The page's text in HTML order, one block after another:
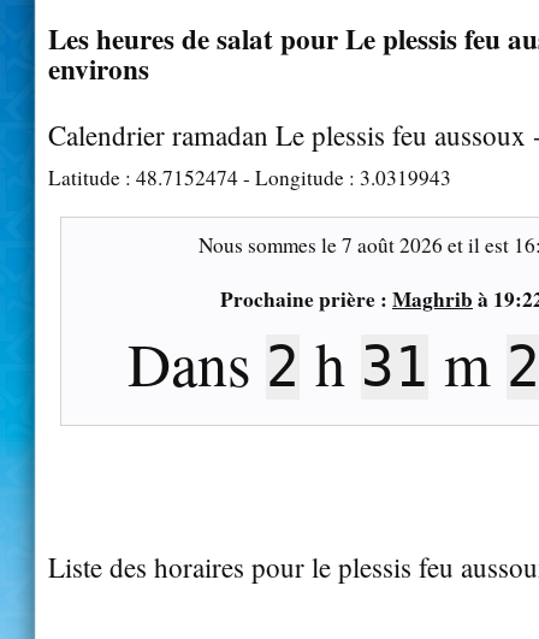
Les heures de salat pour Le plessis feu
environs
Calendrier ramadan Le plessis feu aussoux
Latitude : 48.7152474- Longitude : 3.0319943
Nous sommes le7 août 2026 et il est
Prochaine prière : Maghrib à
Dans 2 h 31 m
Liste des horaires pour le plessis feu